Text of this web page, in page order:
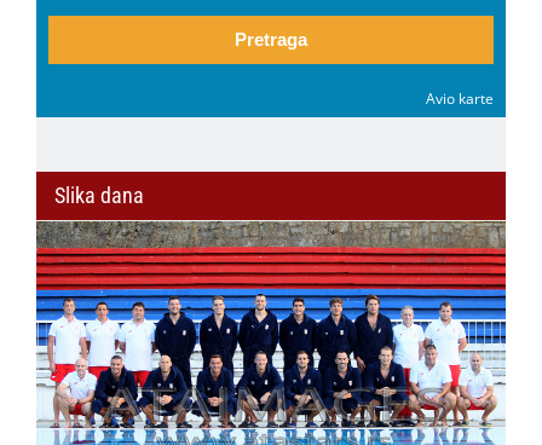
Pretraga
Avio karte
Slika dana